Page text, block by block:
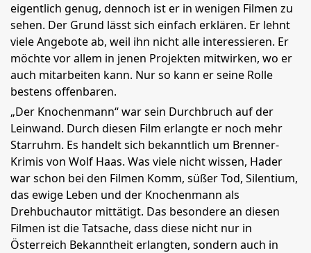
eigentlich genug, dennoch ist er in wenigen Filmen zu
sehen. Der Grund lässt sich einfach erklären. Er lehnt
viele Angebote ab, weil ihn nicht alle interessieren. Er
möchte vor allem in jenen Projekten mitwirken, wo er
auch mitarbeiten kann. Nur so kann er seine Rolle
bestens offenbaren.
„Der Knochenmann“ war sein Durchbruch auf der
Leinwand. Durch diesen Film erlangte er noch mehr
Starruhm. Es handelt sich bekanntlich um Brenner-
Krimis von Wolf Haas. Was viele nicht wissen, Hader
war schon bei den Filmen Komm, süßer Tod, Silentium,
das ewige Leben und der Knochenmann als
Drehbuchautor mittätigt. Das besondere an diesen
Filmen ist die Tatsache, dass diese nicht nur in
Österreich Bekanntheit erlangten, sondern auch in